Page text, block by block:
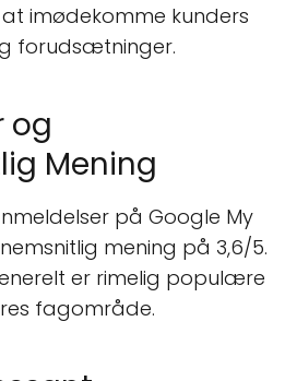
imødekomme kunders
forudsætninger.
og
Mening
på Google My
mening på 3,6/5.
er rimelig populære
fagområde.